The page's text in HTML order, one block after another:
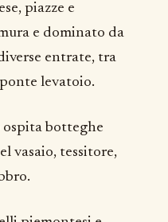
piazze e
e dominato da
entrate, tra
levatoio.
botteghe
vasaio, tessitore,